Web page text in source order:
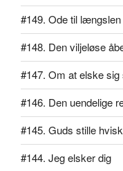
#149. Ode til længslen
#148. Den viljeløse
#147. Om at elske sig
#146. Den uendelige
#145. Guds stille
#144. Jeg elsker dig